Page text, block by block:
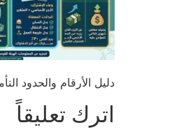
دليل الأرقام والحدود التأمينية
اترك تعليقاً